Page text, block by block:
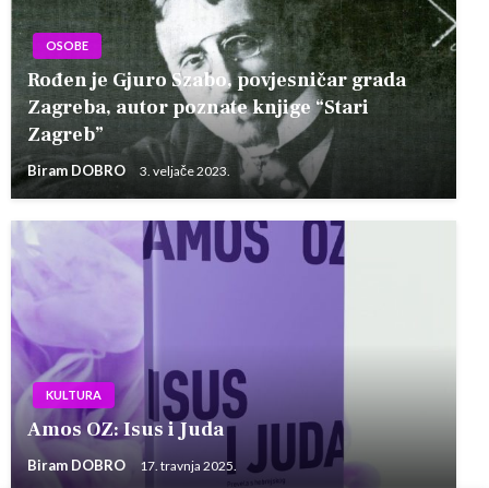
OSOBE
Rođen je Gjuro Szabo, povjesničar grada
Zagreba, autor poznate knjige “Stari
Zagreb”
Biram DOBRO 3. veljače 2023.
KULTURA
Amos OZ: Isus i Juda
Biram DOBRO 17. travnja 2025.